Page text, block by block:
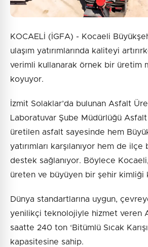
KOCAELİ (İGFA) - Kocaeli
ulaşım yatırımlarında kaliteyi
verimli kullanarak örnek bir üretim
koyuyor.
İzmit Solaklar’da bulunan Asfalt
Laboratuvar Şube Müdürlüğü Asfalt
üretilen asfalt sayesinde hem
yatırımları karşılanıyor hem de
destek sağlanıyor. Böylece
üreten ve büyüyen bir şehir kimliği
Dünya standartlarına uygun,
yenilikçi teknolojiyle hizmet veren
saatte 240 ton ‘Bitümlü Sıcak
kapasitesine sahip.